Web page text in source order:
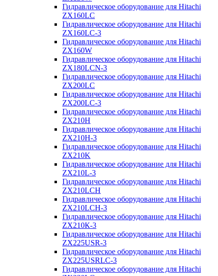
Гидравлическое оборудование для Hitachi
ZX160LC
Гидравлическое оборудование для Hitachi
ZX160LC-3
Гидравлическое оборудование для Hitachi
ZX160W
Гидравлическое оборудование для Hitachi
ZX180LCN-3
Гидравлическое оборудование для Hitachi
ZX200LC
Гидравлическое оборудование для Hitachi
ZX200LC-3
Гидравлическое оборудование для Hitachi
ZX210H
Гидравлическое оборудование для Hitachi
ZX210H-3
Гидравлическое оборудование для Hitachi
ZX210K
Гидравлическое оборудование для Hitachi
ZX210L-3
Гидравлическое оборудование для Hitachi
ZX210LCH
Гидравлическое оборудование для Hitachi
ZX210LCH-3
Гидравлическое оборудование для Hitachi
ZX210К-3
Гидравлическое оборудование для Hitachi
ZX225USR-3
Гидравлическое оборудование для Hitachi
ZX225USRLC-3
Гидравлическое оборудование для Hitachi